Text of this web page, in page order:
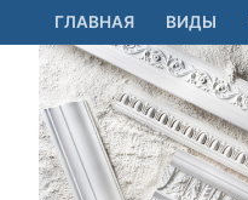
Перейти
к
содержимому
ГЛАВНАЯ ВИДЫ